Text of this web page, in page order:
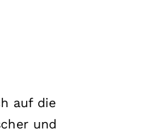
auf die
und